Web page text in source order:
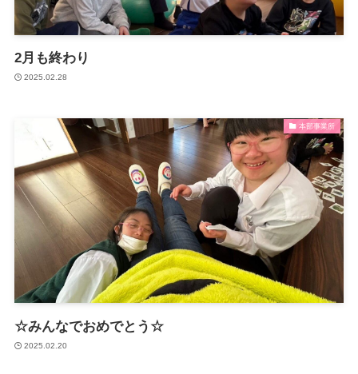
2月も終わり
2025.02.28
本部事業所
☆みんなでおめでとう☆
2025.02.20
放課後等デイサービスとは？
マミーでの1日
月間予定表・カリキュラム
パンフレット
ご利用の流れ
サービス利用申請
ガイドライン（厚生労働省）
重要事項説明書
運営規定
自己評価結果